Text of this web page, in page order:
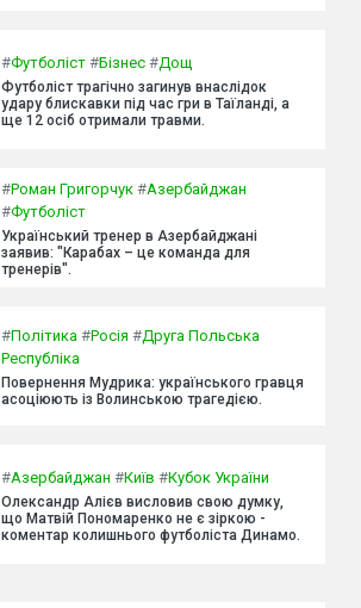
#Футболіст #Бізнес #Дощ
Футболіст трагічно загинув внаслідок
удару блискавки під час гри в Таїланді, а
ще 12 осіб отримали травми.
#Роман Григорчук #Азербайджан
#Футболіст
Український тренер в Азербайджані
заявив: "Карабах – це команда для
тренерів".
#Політика #Росія #Друга Польська
Республіка
Повернення Мудрика: українського гравця
асоціюють із Волинською трагедією.
#Азербайджан #Київ #Кубок України
Олександр Алієв висловив свою думку,
що Матвій Пономаренко не є зіркою -
коментар колишнього футболіста Динамо.